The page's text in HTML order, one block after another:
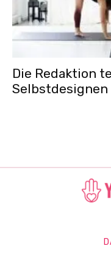
Die Redaktion
Selbstdesignen